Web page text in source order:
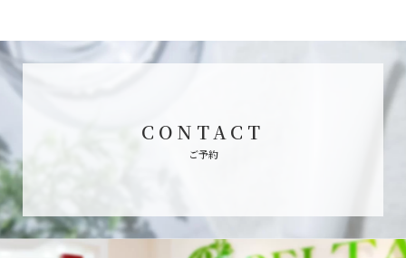
CONTACT
ご予約